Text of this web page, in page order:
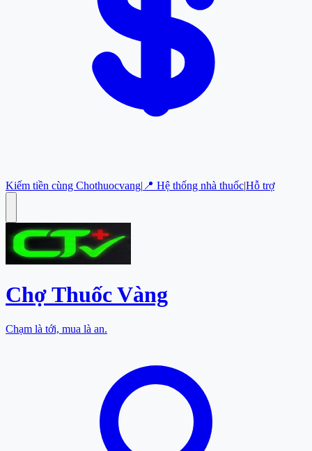
Kiếm tiền cùng Chothuocvang| 📍 Hệ thống nhà thuốc|Hỗ trợ
Chợ ThuốcVàng
Chạm là tới, mua là an.